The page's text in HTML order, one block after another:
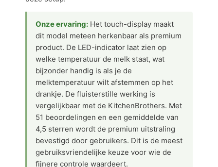
Onze ervaring: Het touch-display maakt
dit model meteen herkenbaar als premium
product. De LED-indicator laat zien op
welke temperatuur de melk staat, wat
bijzonder handig is als je de
melktemperatuur wilt afstemmen op het
drankje. De fluisterstille werking is
vergelijkbaar met de KitchenBrothers. Met
51 beoordelingen en een gemiddelde van
4,5 sterren wordt de premium uitstraling
bevestigd door gebruikers. Dit is de meest
gebruiksvriendelijke keuze voor wie de
fijnere controle waardeert.